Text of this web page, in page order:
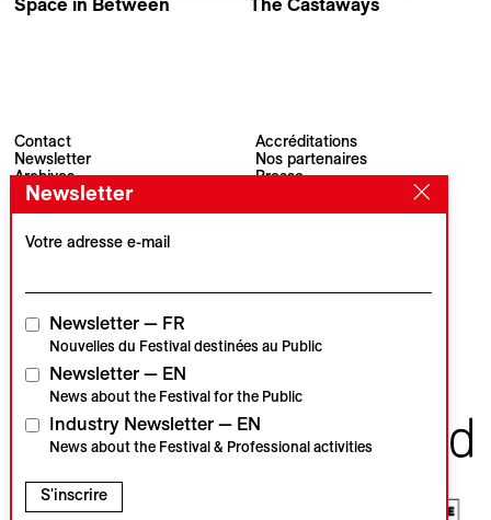
Space in Between
The Castaways
Contact
Newsletter
Archives
Accréditations
Nos partenaires
Presse
Visions du Réel
CH–1260 Nyon
Partenaires institutionnels
Newsletter
Votre adresse e-mail
Newsletter — FR
Nouvelles du Festival destinées au Public
Newsletter — EN
News about the Festival for the Public
Industry Newsletter — EN
News about the Festival & Professional activities
S'inscrire